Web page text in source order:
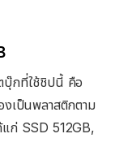
บุ๊กที่ใช้ชิปนี้ คือ
เป็นพลาสติกตาม
แก่ SSD 512GB,